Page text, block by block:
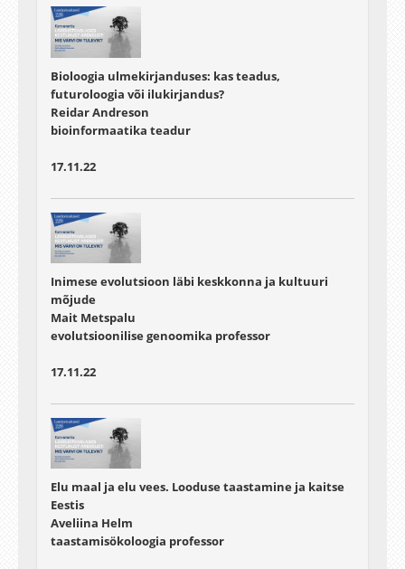
Bioloogia ulmekirjanduses: kas teadus,
futuroloogia või ilukirjandus?
Reidar Andreson
bioinformaatika teadur
17.11.22
Inimese evolutsioon läbi keskkonna ja kultuuri
mõjude
Mait Metspalu
evolutsioonilise genoomika professor
17.11.22
Elu maal ja elu vees. Looduse taastamine ja kaitse
Eestis
Aveliina Helm
taastamisökoloogia professor